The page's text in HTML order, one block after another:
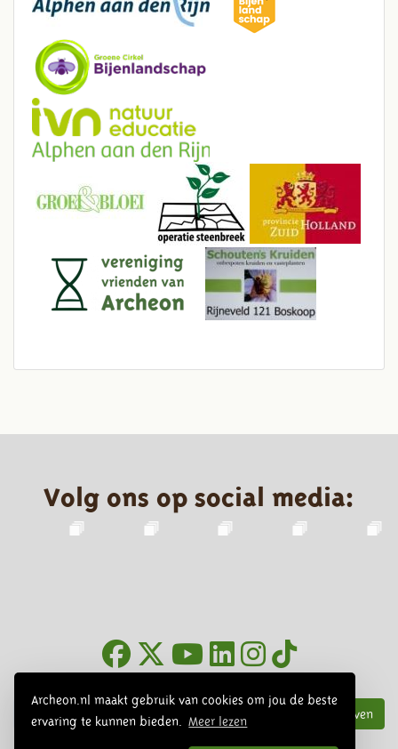
Archeon.nl maakt gebruik van cookies om jou de beste
ervaring te kunnen bieden.
Meer lezen
Volg ons op social media:
Inschrijven